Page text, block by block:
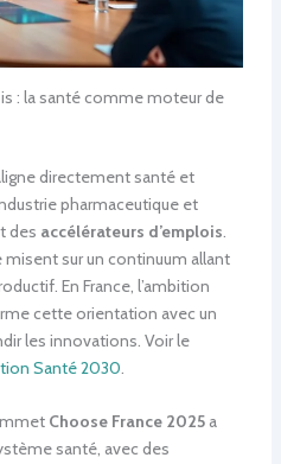
: la santé comme moteur de
directement santé et
pharmaceutique et
des accélérateurs d’emplois.
sur un continuum allant
En France, l’ambition
cette orientation avec un
les innovations. Voir le
Santé 2030.
Choose France 2025a
santé, avec des